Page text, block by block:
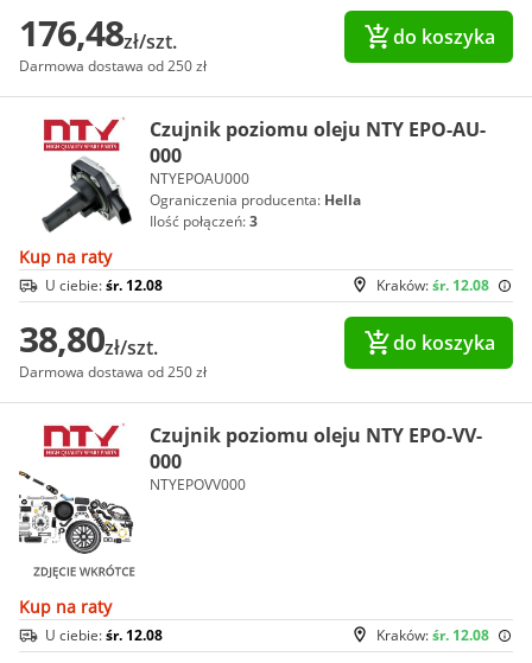
176,48zł/szt.
Darmowa dostawa od 250 zł
do koszyka
Czujnik poziomu oleju NTY EPO-AU-
000
NTYEPOAU000
Ograniczenia producenta: Hella
Ilość połączeń:3
Kup na raty
Kraków:śr. 12.08
U ciebie:śr. 12.08
38,80zł/szt.
Darmowa dostawa od 250 zł
do koszyka
Czujnik poziomu oleju NTY EPO-VV-
000
NTYEPOVV000
Kup na raty
Kraków:śr. 12.08
U ciebie:śr. 12.08